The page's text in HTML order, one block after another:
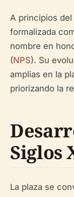
A principios del
formalizada
nombre en
(NPS). Su
amplias en la
priorizando la
Siglos
La plaza se